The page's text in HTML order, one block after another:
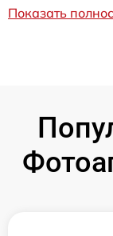
Показать